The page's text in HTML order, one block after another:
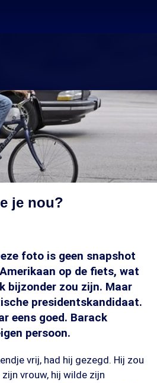
je nou?
foto is geen snapshot
op de fiets, wat
bijzonder zou zijn. Maar
presidentskandidaat.
eens goed. Barack
persoon.
vrij, had hij gezegd. Hij zou
vrouw, hij wilde zijn